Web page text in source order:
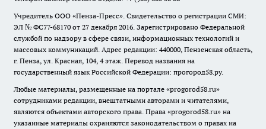
Учредитель ООО «Пенза-Пресс». Свидетельство о регистрации СМИ:
ЭЛ № ФС77-68170 от 27 декабря 2016. Зарегистрировано Федеральной
службой по надзору в сфере связи, информационных технологий и
массовых коммуникаций. Адрес редакции: 440000, Пензенская область,
г. Пенза, ул. Красная, 104, 4 этаж. Перевод названия на
государственный язык Российской Федерации: прогород58.ру.
Любые материалы, размещенные на портале «progorod58.ru»
сотрудниками редакции, внештатными авторами и читателями,
являются объектами авторского права. Права «progorod58.ru» на
указанные материалы охраняются законодательством о правах на